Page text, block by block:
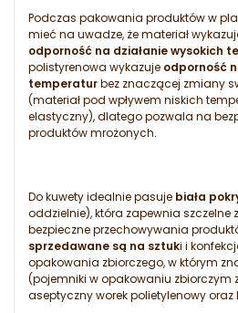
Podczas pakowania produktów w
mieć na uwadze, że materiał
odporność na działanie wysokich
polistyrenowa wykazuje odporność
temperaturbez znaczącej zmiany
(materiał pod wpływem niskich
elastyczny), dlatego pozwala na
produktów mrożonych.
Do kuwety idealnie pasuje biała
oddzielnie), która zapewnia
bezpieczne przechowywania
sprzedawane są na sztuki i
opakowania zbiorczego, w którym
(pojemniki w opakowaniu zbiorczym
aseptyczny worek polietylenowy oraz